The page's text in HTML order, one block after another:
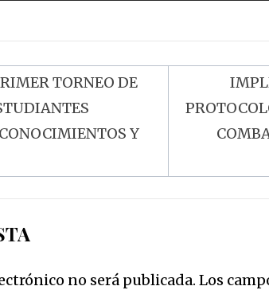
TORNEO DE
Y
no será publicada. Los